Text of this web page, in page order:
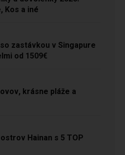
Kos a iné
so zastávkou v Singapure
od 1509€
krásne pláže a
Hainan s 5 TOP